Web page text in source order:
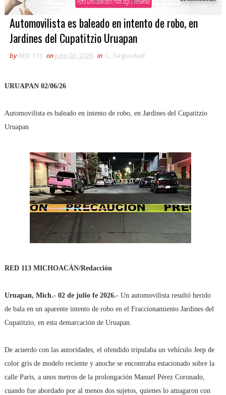
Automovilista es baleado en intento de robo, en
Jardines del Cupatitzio Uruapan
by RED 113 on julio 02, 2026 in C, Seguridad
URUAPAN 02/06/26
Automovilista es baleado en intento de robo, en Jardines del Cupatitzio
Uruapan
RED 113 MICHOACÁN/Redacción
Uruapan, Mich.- 02 de julio fe 2026.-Un automovilista resultó herido
de bala en un aparente intento de robo en el Fraccionamiento Jardines del
Cupatitzio, en esta demarcación de Uruapan.
De acuerdo con las autoridades, el ofendido tripulaba un vehículo Jeep de
color gris de modelo reciente y anoche se encontraba estacionado sobre la
calle Paris, a unos metros de la prolongación Manuel Pérez Coronado,
cuando fue abordado por al menos dos sujetos, quienes lo amagaron con